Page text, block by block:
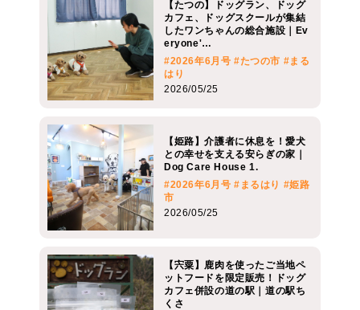
【たつの】ドッグラン、ドッグ
カフェ、ドッグスクールが集結
したワンちゃんの総合施設｜Ev
eryone'…
#2026年6月号 #たつの市 #まる
はり
2026/05/25
【姫路】介護者に休息を！愛犬
との幸せを支える安らぎの家｜
Dog Care House 1.
#2026年6月号 #まるはり #姫路
市
2026/05/25
【宍粟】鹿肉を使ったご当地ペ
ットフードを限定販売！ドッグ
カフェ併設の道の駅｜道の駅ち
くさ